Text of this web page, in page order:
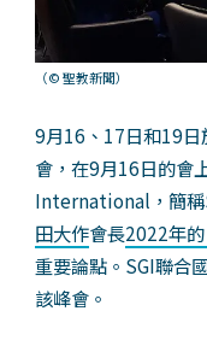
（© 聖教新聞）
9月16、17日和19日
會，在9月16日的會
International，簡稱
田大作會長2022年的
重要論點。SGI聯合
該峰會。